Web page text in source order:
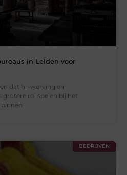
in Leiden voor
dat hr-werving en
grotere rol spelen bij het
BEDRIJVEN